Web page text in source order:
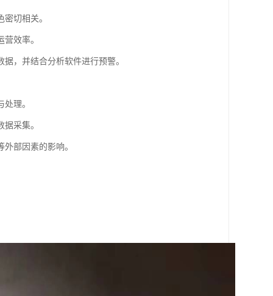
切相关。
效率。
，并结合分析软件进行预警。
理。
采集。
部因素的影响。